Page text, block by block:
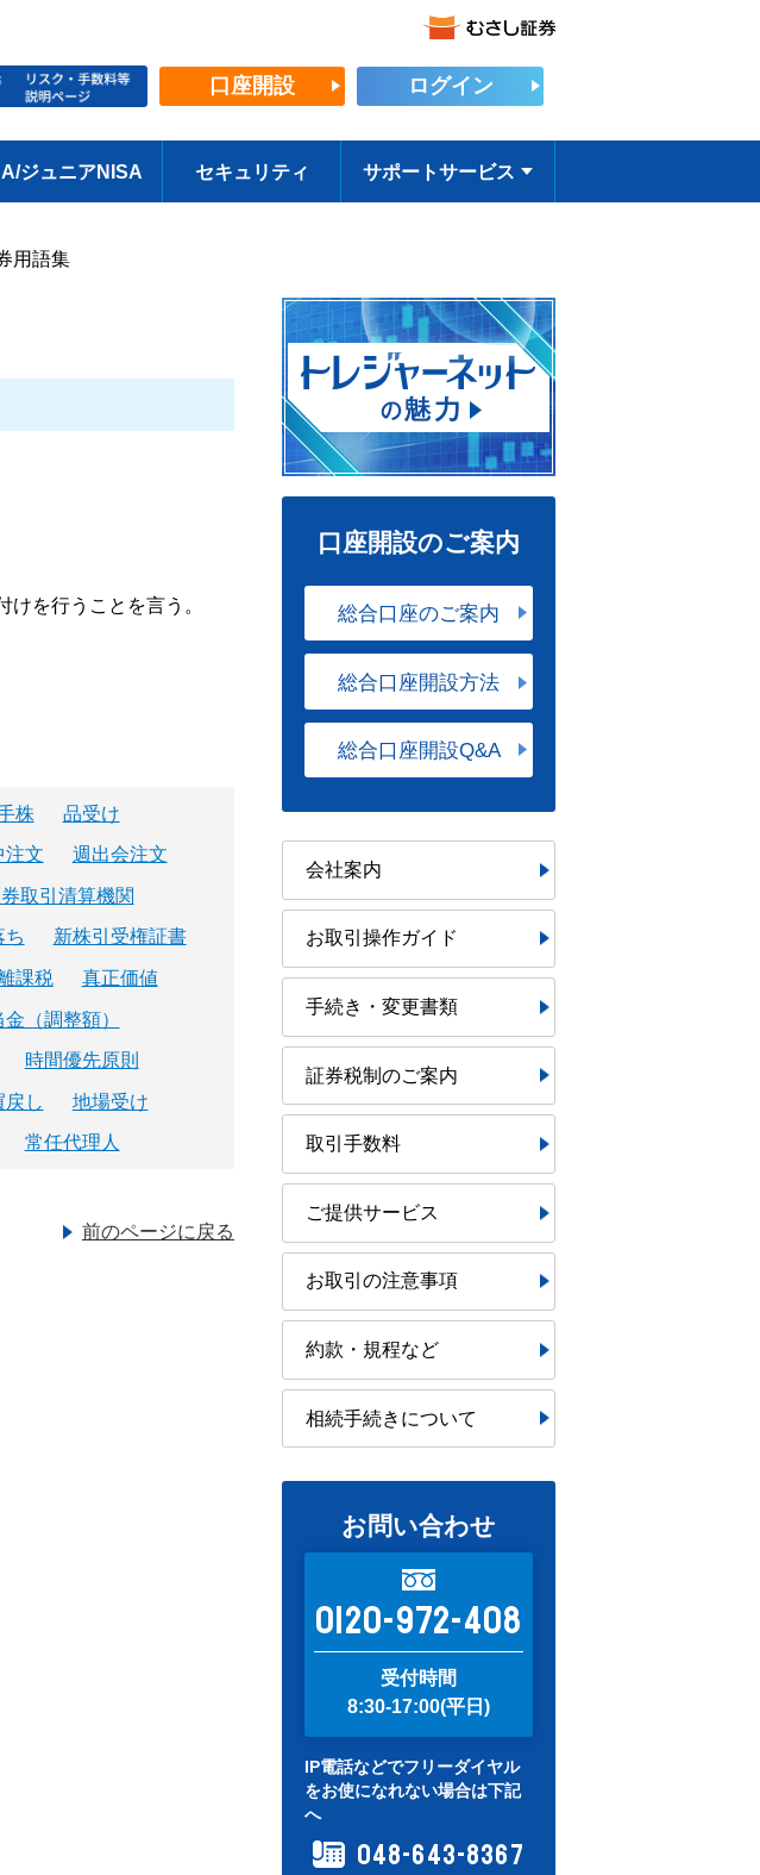
口座開設 ログイン
ジュニアNISA セキュリティ サポートサービス
用語集
を行うことを言う。
株 品受け
注文 週出会注文
取引清算機関
ち 新株引受権証書
課税 真正価値
（調整額）
時間優先原則
戻し 地場受け
常任代理人
前のページに戻る
口座開設のご案内
総合口座のご案内
総合口座開設方法
総合口座開設Q&A
会社案内
お取引操作ガイド
手続き・変更書類
証券税制のご案内
取引手数料
ご提供サービス
お取引の注意事項
約款・規程など
相続手続きについて
お問い合わせ
0120-972-408
受付時間
8:30-17:00(平日)
IP電話などでフリーダイヤル
をお使になれない場合は下記
へ
048-643-8367